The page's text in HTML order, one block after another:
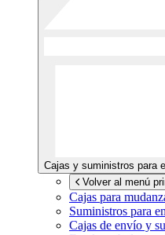
Cajas y suministros para
Volver al menú
Cajas para
Suministros para
Cajas de envío y